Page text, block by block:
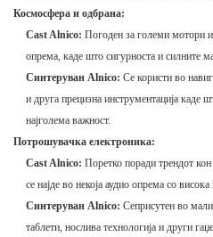
Космосфера и одбрана:
Cast Alnico: Погоден за големи мотори
опрема, каде што сигурноста и силните
Синтеруван Alnico: Се користи во
и друга прецизна инструментација каде
најголема важност.
Потрошувачка електроника:
Cast Alnico: Поретко поради трендот
се најде во некоја аудио опрема со висока
Синтеруван Alnico: Сеприсутен во
таблети, нослива технологија и други